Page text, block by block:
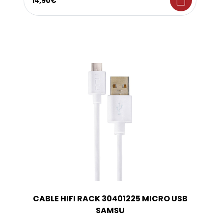
CABLE HIFI RACK 30401225 MICRO USB
SAMSU